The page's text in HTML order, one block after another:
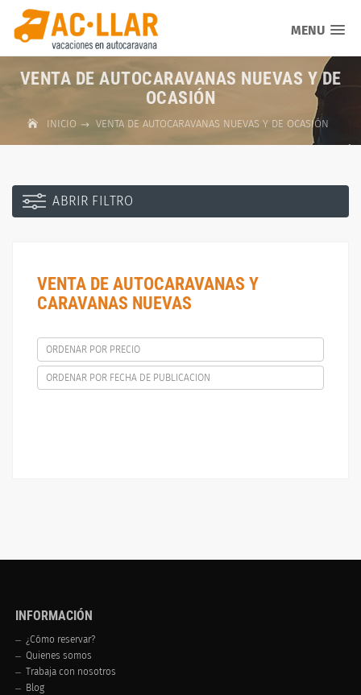
MENU
VENTA DE AUTOCARAVANAS NUEVAS Y DE
OCASIÓN
INICIO VENTA DE AUTOCARAVANAS NUEVAS Y DE OCASIÓN
ABRIR FILTRO
VENTA DE AUTOCARAVANAS Y
CARAVANAS NUEVAS
ORDENAR POR PRECIO
ORDENAR POR FECHA DE PUBLICACION
INFORMACIÓN
¿Cómo reservar?
Quienes somos
Trabaja con nosotros
Blog